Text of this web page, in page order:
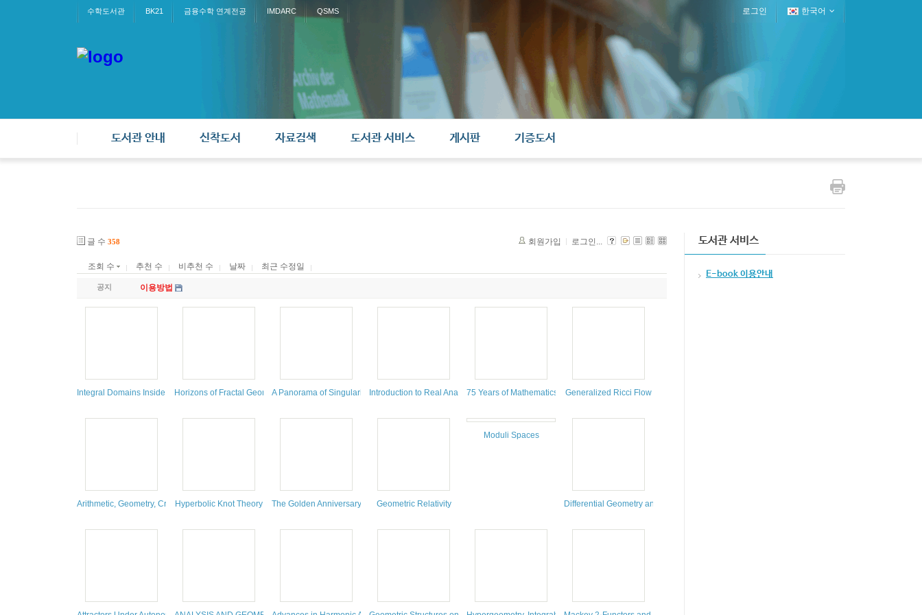
수학도서관 BK21 금융수학 연계전공 IMDARC QSMS 로그인 한국어
도서관 안내 신착도서 자료검색 도서관 서비스 게시판 기증도서
글 수 358 회원가입 로그인...
조회 수 추천 수 비추천 수 날짜 최근 수정일
공지 이용방법
Integral Domains Inside Noetherian Power Series Rings
Horizons of Fractal Geometry and Complex Dimensions
A Panorama of SingularitiesIntroduction to Real Analysis75 Years of Mathematics of Computation
Generalized Ricci Flow
Arithmetic, Geometry, Cryptography and Coding Theory
Hyperbolic Knot Theory The Golden Anniversary Celebration of the National Association of Mathematicians
Geometric Relativity
Moduli Spaces
Differential Geometry and Global Analysis
도서관 서비스
E-book 이용안내